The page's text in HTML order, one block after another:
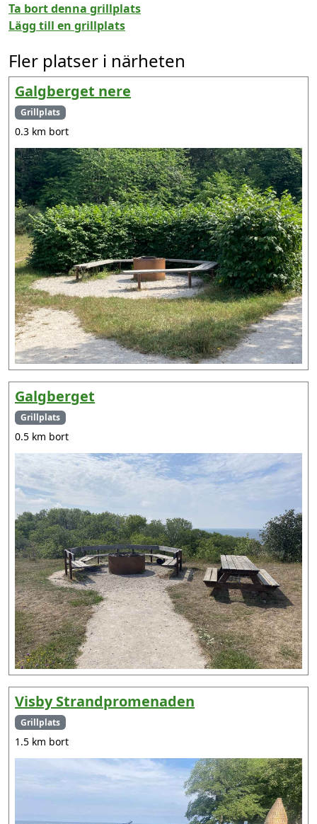
Ta bort denna grillplats
Lägg till en grillplats
Fler platser i närheten
Galgberget nere
Grillplats
0.3 km bort
Galgberget
Grillplats
0.5 km bort
Visby Strandpromenaden
Grillplats
1.5 km bort